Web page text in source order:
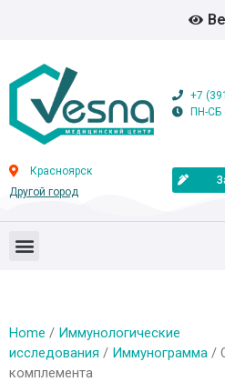
+7
ПН-СБ
Красноярск
Другой город
Home / Иммунологические
исследования / Иммунограмма /
комплемента